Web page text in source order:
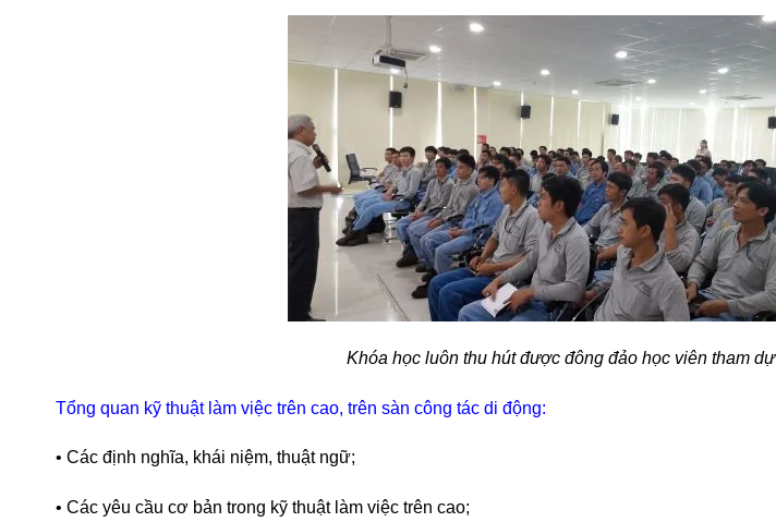
Khóa học luôn thu hút được đông đảo học viên tham dự
Tổng quan kỹ thuật làm việc trên cao, trên sàn công tác di động:
• Các định nghĩa, khái niệm, thuật ngữ;
• Các yêu cầu cơ bản trong kỹ thuật làm việc trên cao;